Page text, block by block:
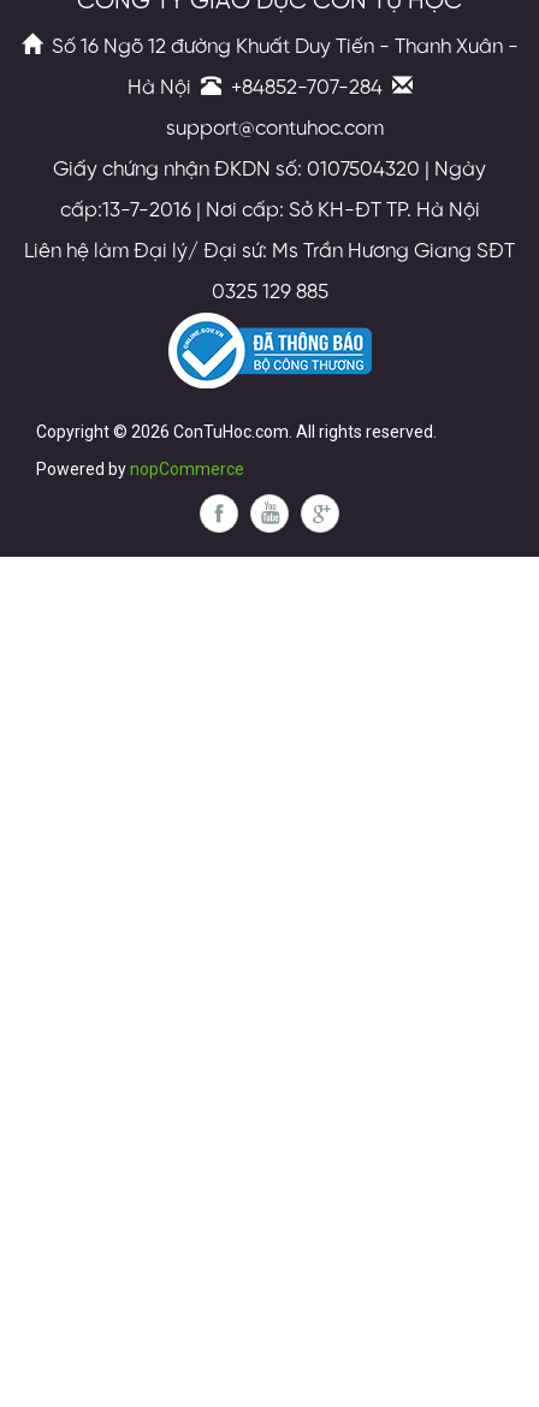
Số 16 Ngõ 12 đường Khuất Duy Tiến - Thanh Xuân -
Hà Nội
+84852-707-284
support@contuhoc.com
Giấy chứng nhận ĐKDN số: 0107504320 | Ngày
cấp:13-7-2016 | Nơi cấp: Sở KH-ĐT TP. Hà Nội
Liên hệ làm Đại lý/ Đại sứ: Ms Trần Hương Giang SĐT
0325 129 885
Copyright © 2026 ConTuHoc.com. All rights reserved.
Powered bynopCommerce